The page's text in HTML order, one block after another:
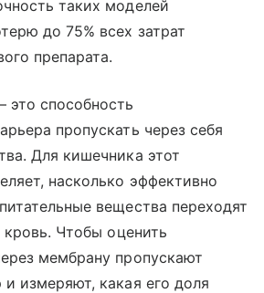
таких моделей
до 75% всех затрат
препарата.
способность
пропускать через себя
Для кишечника этот
насколько эффективно
вещества переходят
кровь. Чтобы оценить
мембрану пропускают
измеряют, какая его доля